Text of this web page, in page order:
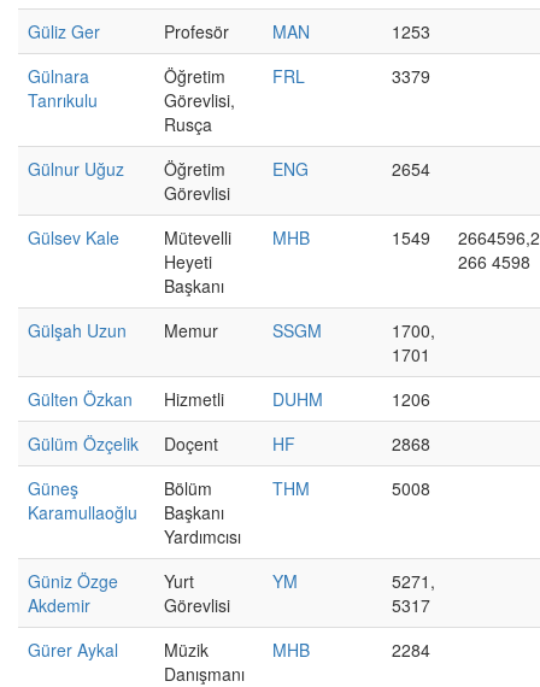
Güliz Ger Profesör MAN
1253
Gülnara
Tanrıkulu
Öğretim
Görevlisi,
Rusça
FRL 3379
Gülnur Uğuz
Öğretim
Görevlisi
ENG 2654
Gülsev Kale
Mütevelli
Heyeti
Başkanı
MHB 1549
266 4598
Gülşah Uzun Memur SSGM
1700,
1701
Gülten Özkan
Hizmetli DUHM
1206
Gülüm Özçelik
Doçent HF
2868
Güneş
Karamullaoğlu
Bölüm
Başkanı
Yardımcısı
THM 5008
Güniz Özge
Akdemir
Yurt
Görevlisi
YM
5271,
5317
Gürer Aykal
Müzik
Danışmanı
MHB 2284